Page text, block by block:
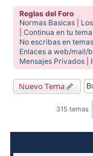
Reglas del Foro
Normas Basicas
|Continua en tu tema
No escribas en
Enlaces a web/mail/
Mensajes Privados
Nuevo Tema
315 temas